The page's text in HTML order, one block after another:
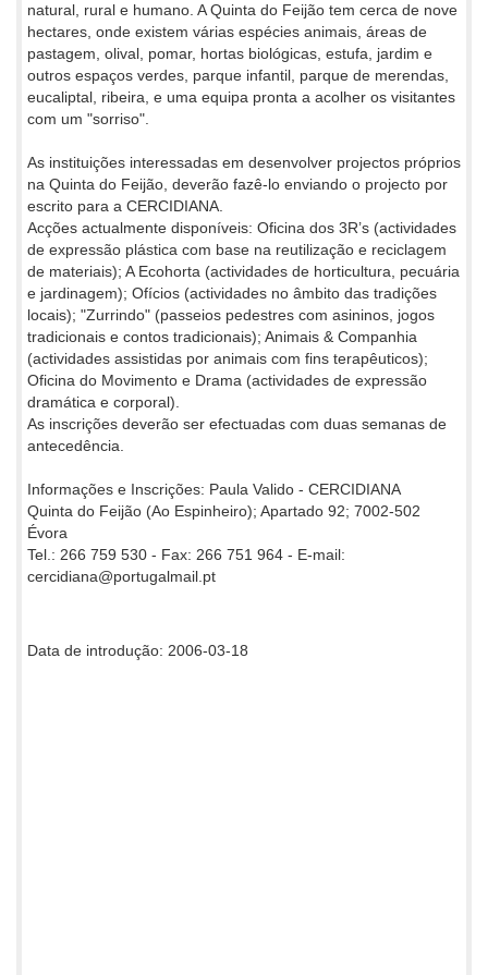
natural, rural e humano. A Quinta do Feijão tem cerca de nove
hectares, onde existem várias espécies animais, áreas de
pastagem, olival, pomar, hortas biológicas, estufa, jardim e
outros espaços verdes, parque infantil, parque de merendas,
eucaliptal, ribeira, e uma equipa pronta a acolher os visitantes
com um "sorriso".
As instituições interessadas em desenvolver projectos próprios
na Quinta do Feijão, deverão fazê-lo enviando o projecto por
escrito para a CERCIDIANA.
Acções actualmente disponíveis: Oficina dos 3R’s (actividades
de expressão plástica com base na reutilização e reciclagem
de materiais); A Ecohorta (actividades de horticultura, pecuária
e jardinagem); Ofícios (actividades no âmbito das tradições
locais); "Zurrindo" (passeios pedestres com asininos, jogos
tradicionais e contos tradicionais); Animais & Companhia
(actividades assistidas por animais com fins terapêuticos);
Oficina do Movimento e Drama (actividades de expressão
dramática e corporal).
As inscrições deverão ser efectuadas com duas semanas de
antecedência.
Informações e Inscrições: Paula Valido - CERCIDIANA
Quinta do Feijão (Ao Espinheiro); Apartado 92; 7002-502
Évora
Tel.: 266 759 530 - Fax: 266 751 964 - E-mail:
cercidiana@portugalmail.pt
Data de introdução: 2006-03-18